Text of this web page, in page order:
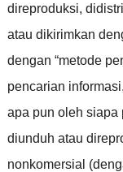
direproduksi,
atau dikirimkan
dengan “metode
pencarian informasi,
apa pun oleh siapa
diunduh atau
nonkomersial (